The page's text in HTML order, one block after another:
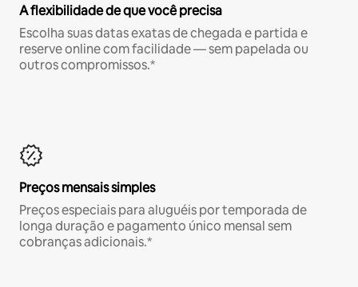
A flexibilidade de que você precisa
Escolha suas datas exatas de chegada e partida e
reserve online com facilidade — sem papelada ou
outros compromissos.*
Preços mensais simples
Preços especiais para aluguéis por temporada de
longa duração e pagamento único mensal sem
cobranças adicionais.*